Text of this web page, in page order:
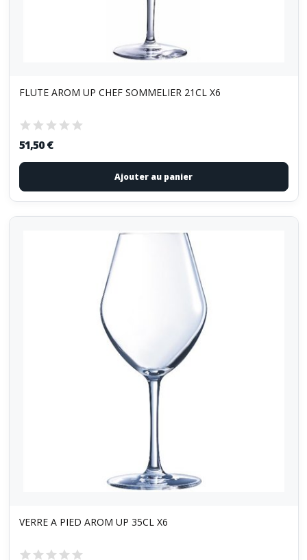
FLUTE AROM UP CHEF SOMMELIER 21CL X6
51,50 €
Ajouter au panier
VERRE A PIED AROM UP 35CL X6